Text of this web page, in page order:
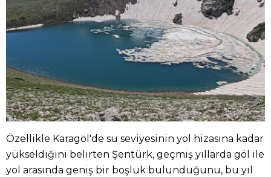
Özellikle Karagöl'de su seviyesinin yol hizasına kadar
yükseldiğini belirten Şentürk, geçmiş yıllarda göl ile
yol arasında geniş bir boşluk bulunduğunu, bu yıl